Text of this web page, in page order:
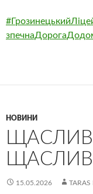
НОВИНИ
15.05.2026 TARAS